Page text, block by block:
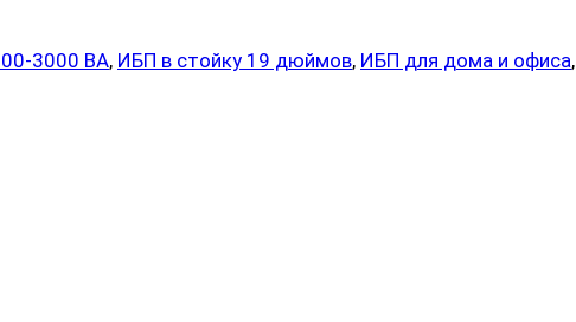
3000 ВА, ИБП в стойку 19 дюймов, ИБП для дома и офиса,